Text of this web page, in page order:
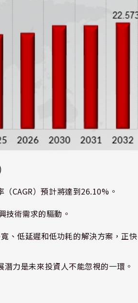
（CAGR）預計將達到26.10% 。
技術需求的驅動。
、低延遲和低功耗的解決方案，正快
力是未來投資人不能忽視的一環。